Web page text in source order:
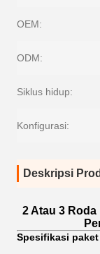
OEM:
ODM:
Siklus hidup:
Konfigurasi:
Deskripsi
2 Atau 3
Spesifikasi